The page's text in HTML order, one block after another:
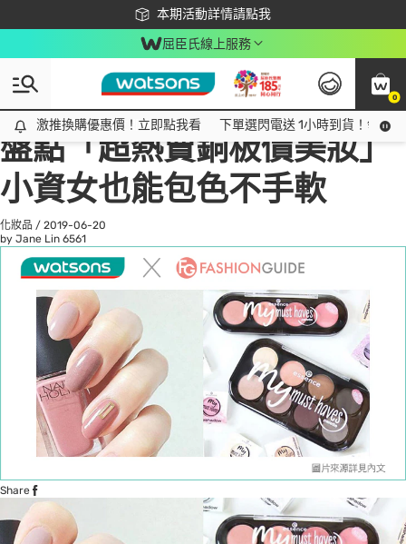
本期活動詳情請點我
下載app最高回饋$350
屈臣氏線上服務
0
激推換購優惠價！立即點我看
激推換購優惠價！立即點我看 下單選閃電送 1小時到貨！領神
All
話題趨勢
盤點「超熱賣銅板價美妝」
小資女也能包色不手軟
化妝品 / 2019-06-20
by Jane Lin 6561
Share